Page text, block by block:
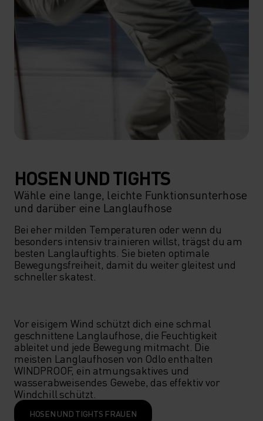
HOSEN UND TIGHTS
Wähle eine lange, leichte Funktionsunterhose
und darüber eine Langlaufhose
Bei eher milden Temperaturen oder wenn du
besonders intensiv trainieren willst, trägst du am
besten Langlauftights. Sie bieten optimale
Bewegungsfreiheit, damit du weiter gleitest und
schneller skatest.
Vor eisigem Wind schützt dich eine schmal
geschnittene Langlaufhose, die Feuchtigkeit
ableitet und jede Bewegung mitmacht. Die
meisten Langlaufhosen von Odlo enthalten
WINDPROOF, ein atmungsaktives und
wasserabweisendes Gewebe, das effektiv vor
Windchill schützt.
HOSEN UND TIGHTS FRAUEN